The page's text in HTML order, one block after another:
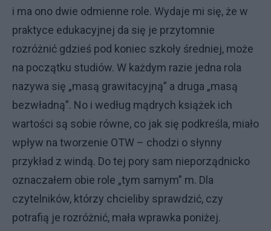
i ma ono dwie odmienne role. Wydaje mi się, że w
praktyce edukacyjnej da się je przytomnie
rozróżnić gdzieś pod koniec szkoły średniej, może
na początku studiów. W każdym razie jedna rola
nazywa się „masą grawitacyjną” a druga „masą
bezwładną”. No i według mądrych książek ich
wartości są sobie równe, co jak się podkreśla, miało
wpływ na tworzenie OTW – chodzi o słynny
przykład z windą. Do tej pory sam nieporządnicko
oznaczałem obie role „tym samym” m. Dla
czytelników, którzy chcieliby sprawdzić, czy
potrafią je rozróżnić, mała wprawka poniżej.